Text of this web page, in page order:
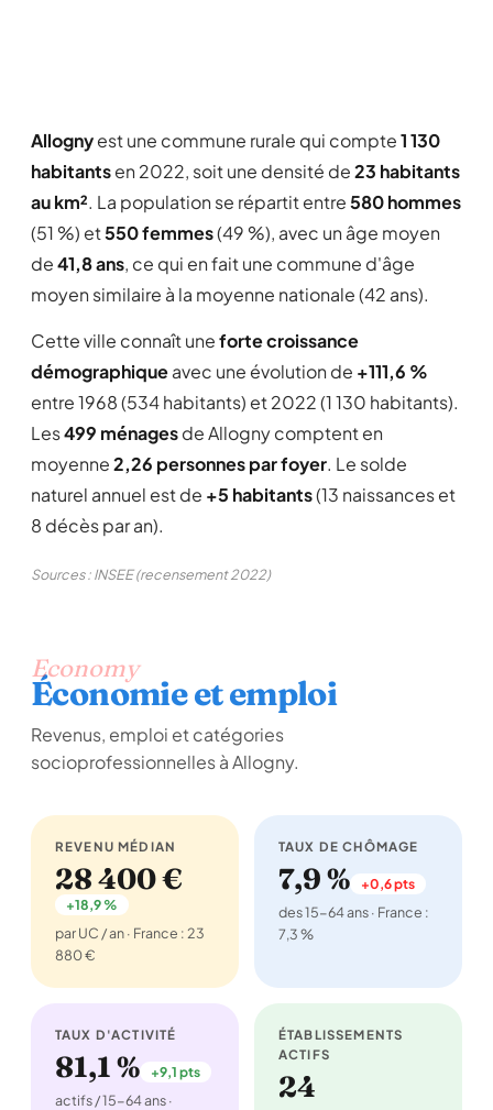
Allognyest une commune rurale qui compte1 130
habitantsen 2022, soit une densité de23 habitants
au km². La population se répartit entre580 hommes
(51 %) et550 femmes(49 %), avec un âge moyen
de41,8 ans, ce qui en fait une commune d'âge
moyen similaire à la moyenne nationale (42 ans).
Cette ville connaît uneforte croissance
démographiqueavec une évolution de +111,6 %
entre 1968 (534 habitants) et 2022 (1 130 habitants).
Les499 ménagesde Allogny comptent en
moyenne2,26 personnes par foyer. Le solde
naturel annuel est de +5 habitants(13 naissances et
8 décès par an).
Sources : INSEE (recensement 2022)
Economy
Économie et emploi
Revenus, emploi et catégories
socioprofessionnelles à Allogny.
REVENU MÉDIAN
28 400 €
+18,9 %
par UC / an · France : 23
880 €
TAUX DE CHÔMAGE
7,9 % +0,6 pts
des 15-64 ans · France :
7,3 %
TAUX D'ACTIVITÉ
81,1 % +9,1 pts
actifs / 15-64 ans ·
ÉTABLISSEMENTS
ACTIFS
24